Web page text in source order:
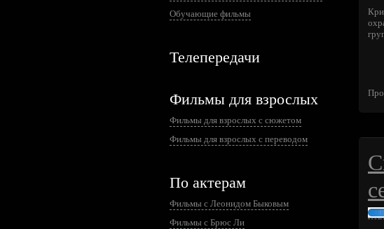
Обучающие фильмы
Телепередачи
Фильмы для взрослых
Фильмы для взрослых с сюжетом
Фильмы для взрослых с переводом
По актерам
Фильмы с Леонидом Быковым
Фильмы с Брюс Ли